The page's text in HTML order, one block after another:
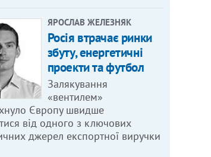
ЯРОСЛАВ ЖЕЛЕЗНЯК
Росія втрачає ринки
збуту, енергетичні
проекти та футбол
Залякування
«вентилем»
Європу швидше
від одного з ключових
джерел експортної виручки